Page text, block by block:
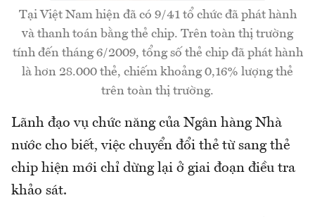
Tại Việt Nam hiện đã có 9/41 tổ chức đã phát hành
và thanh toán bằng thẻ chip. Trên toàn thị trường
tính đến tháng 6/2009, tổng số thẻ chip đã phát hành
là hơn 28.000 thẻ, chiếm khoảng 0,16% lượng thẻ
trên toàn thị trường.
Lãnh đạo vụ chức năng của Ngân hàng Nhà
nước cho biết, việc chuyển đổi thẻ từ sang thẻ
chip hiện mới chỉ dừng lại ở giai đoạn điều tra
khảo sát.